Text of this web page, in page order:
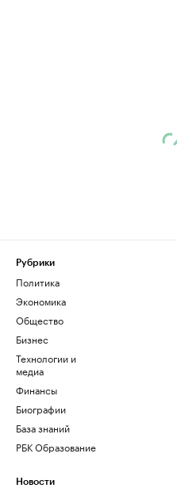
Рубрики
Политика
Экономика
Общество
Бизнес
Технологии и
медиа
Финансы
Биографии
База знаний
РБК Образование
Новости